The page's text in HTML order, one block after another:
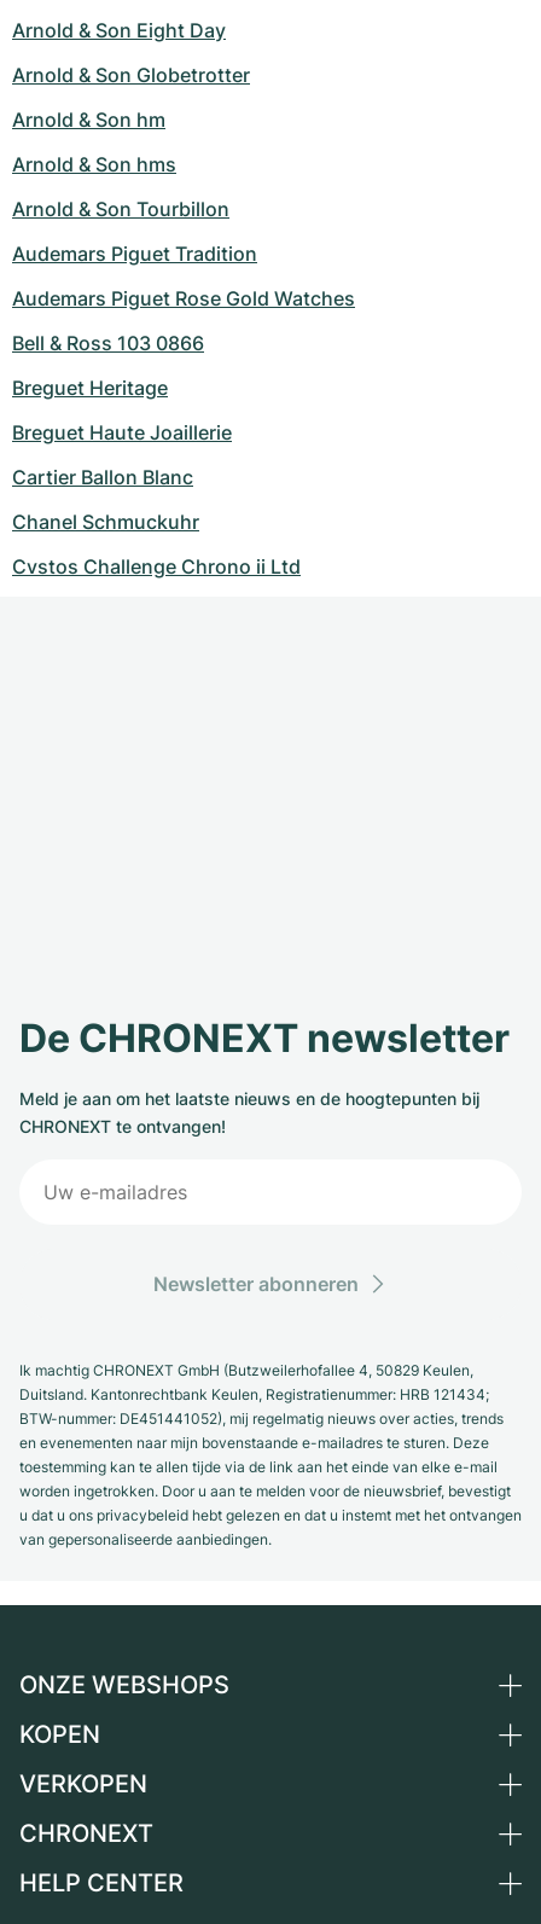
Arnold & Son Eight Day
Arnold & Son Globetrotter
Arnold & Son hm
Arnold & Son hms
Arnold & Son Tourbillon
Audemars Piguet Tradition
Audemars Piguet Rose Gold Watches
Bell & Ross 103 0866
Breguet Heritage
Breguet Haute Joaillerie
Cartier Ballon Blanc
Chanel Schmuckuhr
Cvstos Challenge Chrono ii Ltd
De CHRONEXT newsletter
Meld je aan om het laatste nieuws en de hoogtepunten bij
CHRONEXT te ontvangen!
Newsletter abonneren
Ik machtig CHRONEXT GmbH (Butzweilerhofallee 4, 50829 Keulen,
Duitsland. Kantonrechtbank Keulen, Registratienummer: HRB 121434;
BTW-nummer: DE451441052), mij regelmatig nieuws over acties, trends
en evenementen naar mijn bovenstaande e-mailadres te sturen. Deze
toestemming kan te allen tijde via de link aan het einde van elke e-mail
worden ingetrokken. Door u aan te melden voor de nieuwsbrief, bevestigt
u dat u ons privacybeleid hebt gelezen en dat u instemt met het ontvangen
van gepersonaliseerde aanbiedingen.
ONZE WEBSHOPS
Duitsland
Zwitserland
Frankrijk
KOPEN
Alle luxe horloges
Independent Brands
VERKOPEN
Horloge verkopen
CHRONEXT
Over ons
HELP CENTER